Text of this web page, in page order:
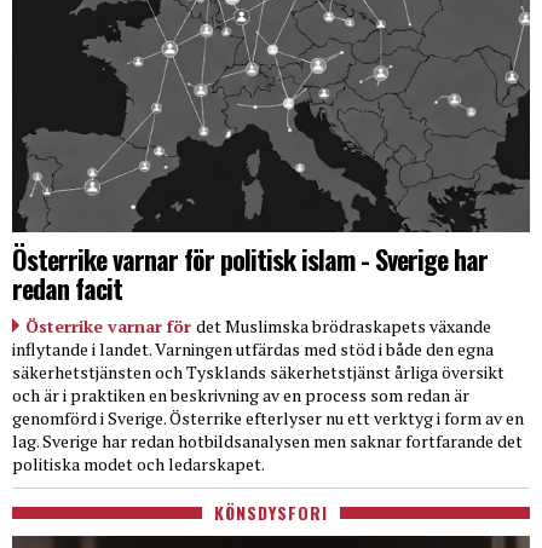
Österrike varnar för politisk islam - Sverige har
redan facit
Österrike varnar för det Muslimska brödraskapets växande
inflytande i landet. Varningen utfärdas med stöd i både den egna
säkerhetstjänsten och Tysklands säkerhetstjänst årliga översikt
och är i praktiken en beskrivning av en process som redan är
genomförd i Sverige. Österrike efterlyser nu ett verktyg i form av en
lag. Sverige har redan hotbildsanalysen men saknar fortfarande det
politiska modet och ledarskapet.
KÖNSDYSFORI